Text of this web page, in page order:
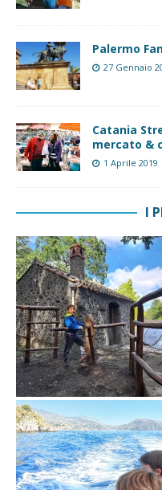
Palermo
27 Gennaio
Catania
mercato &
1 Aprile 2019
I